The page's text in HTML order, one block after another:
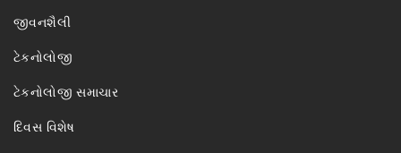
જીવનશૈલી
ટેકનોલોજી
ટેકનોલોજી સમાચાર
દિવસ વિશેષ